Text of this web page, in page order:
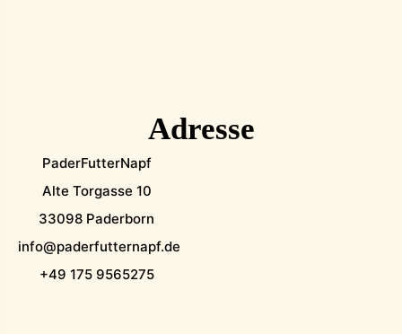
Adresse
PaderFutterNapf
Alte Torgasse 10
33098 Paderborn
info@paderfutternapf.de
+49 175 9565275